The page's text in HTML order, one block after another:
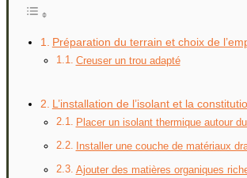
Préparation du terrain et choix de
Creuser un trou adapté
L’installation de l’isolant et la
Placer un isolant thermique autour
Installer une couche de matériaux
Ajouter des matières organiques